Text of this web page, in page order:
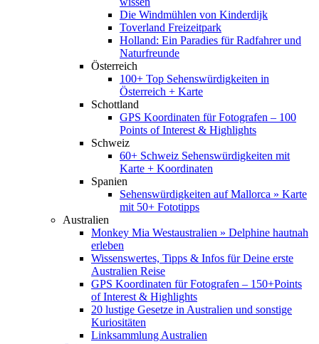
Die Windmühlen von Kinderdijk
Toverland Freizeitpark
Holland: Ein Paradies für Radfahrer und
Naturfreunde
Österreich
100+ Top Sehenswürdigkeiten in
Österreich + Karte
Schottland
GPS Koordinaten für Fotografen – 100
Points of Interest & Highlights
Schweiz
60+ Schweiz Sehenswürdigkeiten mit
Karte + Koordinaten
Spanien
Sehenswürdigkeiten auf Mallorca » Karte
mit 50+ Fototipps
Australien
Monkey Mia Westaustralien » Delphine hautnah
erleben
Wissenswertes, Tipps & Infos für Deine erste
Australien Reise
GPS Koordinaten für Fotografen – 150+Points
of Interest & Highlights
20 lustige Gesetze in Australien und sonstige
Kuriositäten
Linksammlung Australien